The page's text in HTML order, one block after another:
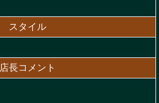
スタイル
店長コメント